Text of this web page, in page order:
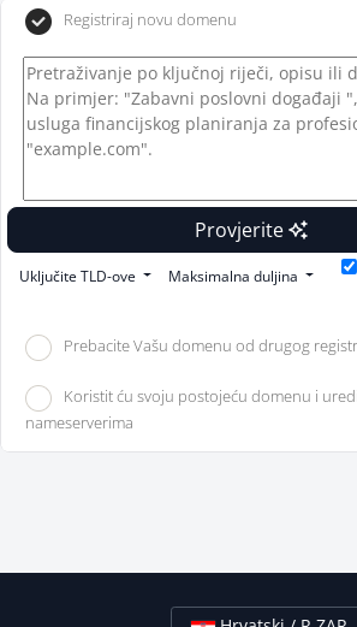
Registriraj novu domenu
Provjerite
Uključite TLD-ove Maksimalna duljina
Prebacite Vašu domenu od drugog
Koristit ću svoju postojeću domenu i
nameserverima